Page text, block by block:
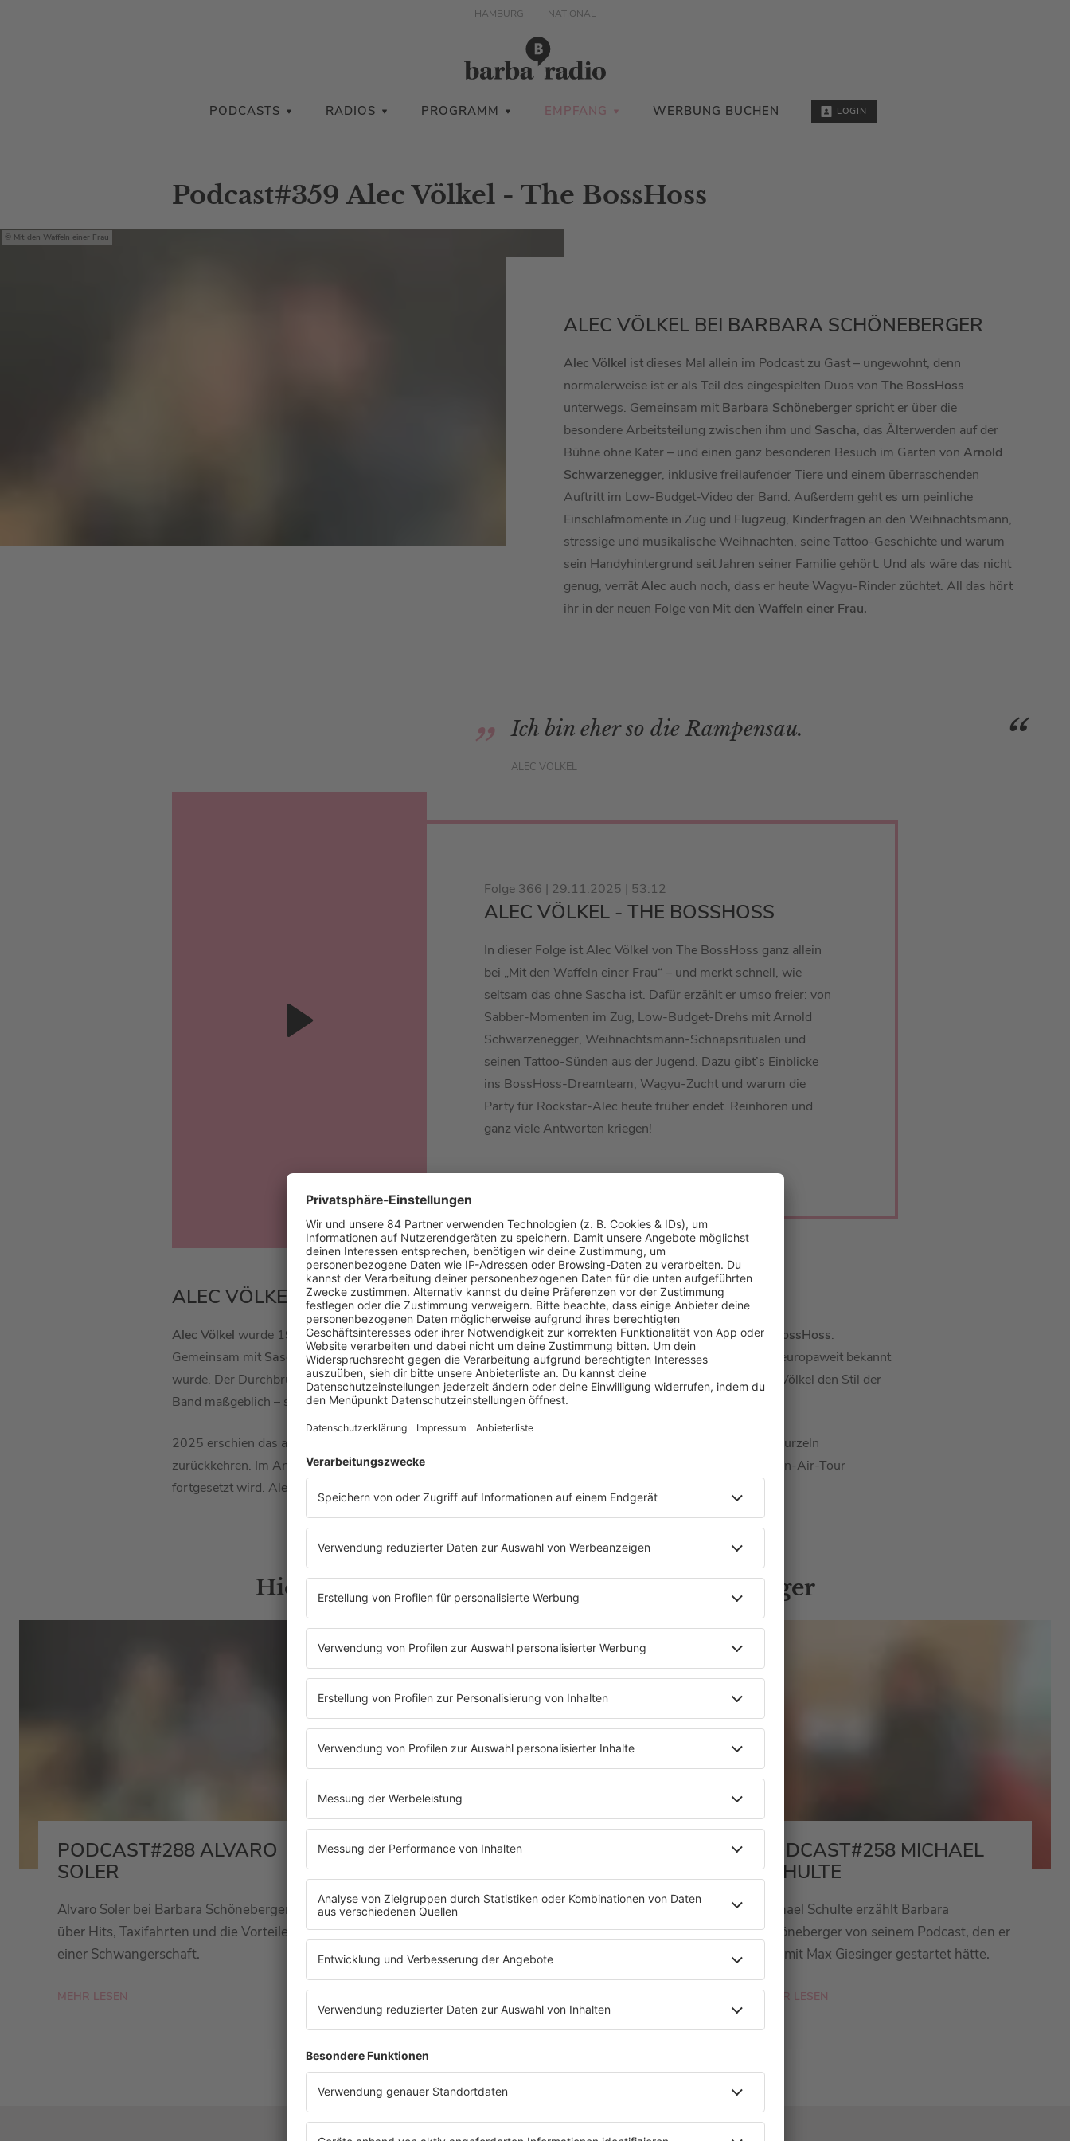
HAMBURG NATIONAL
PODCASTS RADIOS PROGRAMM EMPFANG WERBUNG BUCHEN LOGIN
Podcast#359 Alec Völkel - The BossHoss
Mit den Waffeln einer Frau
ALEC VÖLKEL BEI BARBARA SCHÖNEBERGER
Alec Völkel ist dieses Mal allein im Podcast zu Gast – ungewohnt, denn
normalerweise ist er als Teil des eingespielten Duos von The BossHoss
unterwegs. Gemeinsam mit Barbara Schöneberger spricht er über die
besondere Arbeitsteilung zwischen ihm und Sascha, das Älterwerden auf der
Bühne ohne Kater – und einen ganz besonderen Besuch im Garten von Arnold
Schwarzenegger, inklusive freilaufender Tiere und einem überraschenden
Auftritt im Low-Budget-Video der Band. Außerdem geht es um peinliche
Einschlafmomente in Zug und Flugzeug, Kinderfragen an den Weihnachtsmann,
stressige und musikalische Weihnachten, seine Tattoo-Geschichte und warum
sein Handyhintergrund seit Jahren seiner Familie gehört. Und als wäre das nicht
genug, verrätAlec auch noch, dass er heute Wagyu-Rinder züchtet. All das hört
ihr in der neuen Folge von Mit den Waffeln einer Frau.
Ich bin eher so die Rampensau.
ALEC VÖLKEL
Folge 366 | 29.11.2025 | 53:12
ALEC VÖLKEL - THE BOSSHOSS
In dieser Folge ist Alec Völkel von The BossHoss ganz allein
bei „Mit den Waffeln einer Frau“ – und merkt schnell, wie
seltsam das ohne Sascha ist. Dafür erzählt er umso freier: von
Sabber-Momenten im Zug, Low-Budget-Drehs mit Arnold
Schwarzenegger, Weihnachtsmann-Schnapsritualen und
seinen Tattoo-Sünden aus der Jugend. Dazu gibt’s Einblicke
ins BossHoss-Dreamteam, Wagyu-Zucht und warum die
Party für Rockstar-Alec heute früher endet. Reinhören und
ganz viele Antworten kriegen!
ALEC VÖLKEL BEI BARBARA SCHÖNEBERGER
Alec Völkel wurde 1972 in Berlin geboren und ist Sänger, Rhythmusgitarrist und Mitgründer der BandThe BossHoss.
Gemeinsam mit Sascha Vollmerformte er ab 2004 den markanten Country-Rock-Sound, mit dem die Band europaweit bekannt
wurde. Der Durchbruch gelang 2005 mit dem DebütalbumInternashville Urban Hymns . Seitdem prägt Alec Völkel den Stil der
Band maßgeblich – sowohl musikalisch als auch visuell als verantwortlicher Art Director.
2025 erschien das aktuelle Studioalbum
, mit dem The BossHoss musikalisch zu ihren Wurzeln
zurückkehren. Im Anschluss startete die gleichnamige Tour, die 2026 mit einer umfangreichen Sommer-Open-Air-Tour
fortgesetzt wird. Alec Völkel zählt heute zu den bekanntesten Rock- und Country-Musikern Deutschlands.
Hier gibt es noch mehr Sängerinnen und Sänger
PODCAST#288 ALVARO
SOLER
Alvaro Soler bei Barbara Schöneberger
über Hits, Taxifahrten und die Vorteile
einer Schwangerschaft.
MEHR LESEN
PODCAST #37 SARAH
CONNOR
Sängerin Sarah Connor bei Barbara
Schöneberger: Diese lebenswichtige
Entscheidung hat ihr Mann und Manager
am Flughafen für sie getroffen.
MEHR LESEN
PODCAST#258 MICHAEL
SCHULTE
Michael Schulte erzählt Barbara
Schöneberger von seinem Podcast, den er
fast mit Max Giesinger gestartet hätte.
MEHR LESEN